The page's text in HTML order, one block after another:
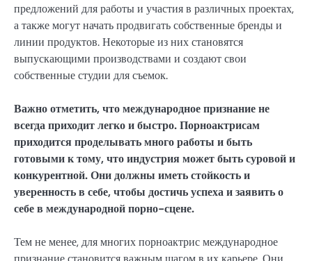
предложений для работы и участия в различных проектах,
а также могут начать продвигать собственные бренды и
линии продуктов. Некоторые из них становятся
выпускающими производствами и создают свои
собственные студии для съемок.
Важно отметить, что международное признание не
всегда приходит легко и быстро. Порноактрисам
приходится проделывать много работы и быть
готовыми к тому, что индустрия может быть суровой и
конкурентной. Они должны иметь стойкость и
уверенность в себе, чтобы достичь успеха и заявить о
себе в международной порно-сцене.
Тем не менее, для многих порноактрис международное